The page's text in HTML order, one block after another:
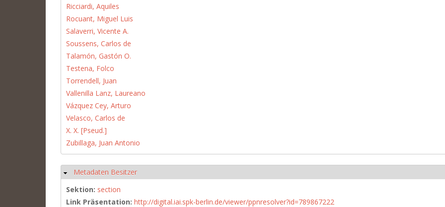
Ricciardi, Aquiles
Rocuant, Miguel Luis
Salaverri, Vicente A.
Soussens, Carlos de
Talamón, Gastón O.
Testena, Folco
Torrendell, Juan
Vallenilla Lanz, Laureano
Vázquez Cey, Arturo
Velasco, Carlos de
X. X. [Pseud.]
Zubillaga, Juan Antonio
Hide
Metadaten Besitzer
Sektion: section
Link Präsentation: http://digital.iai.spk-berlin.de/viewer/ppnresolver?id=789867222